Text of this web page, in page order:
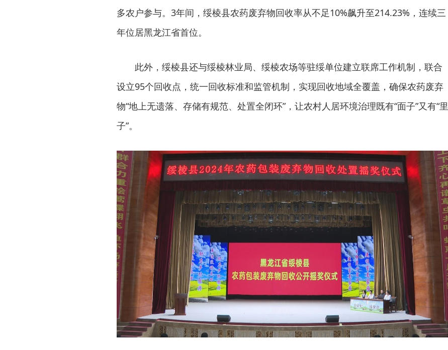
多农户参与。3年间，绥棱县农药废弃物回收率从不足10%飙升至214.23%，连续三
年位居黑龙江省首位。
此外，绥棱县还与绥棱林业局、绥棱农场等驻绥单位建立联席工作机制，联合
设立95个回收点，统一回收标准和监管机制，实现回收地域全覆盖，确保农药废弃
物“地上无遗落、存储有规范、处置全闭环”，让农村人居环境治理既有“面子”又有“里
子”。